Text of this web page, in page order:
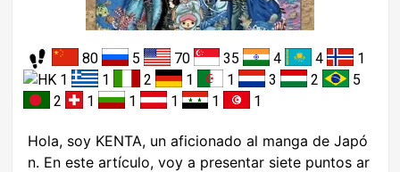
80 5 70 35 4 4
1
1
1 2 1 1 3 2
5
2
1 1 1 1 1
Hola, soy KENTA, un aficionado al manga de Japó
n. En este artículo, voy a presentar siete puntos ar